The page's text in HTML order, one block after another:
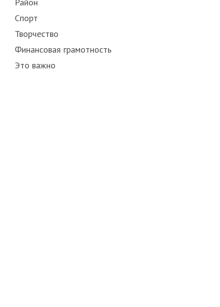
Район
Спорт
Творчество
Финансовая грамотность
Это важно